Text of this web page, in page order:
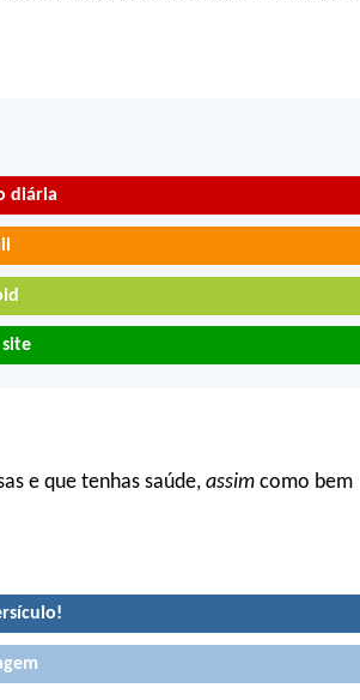
diária
site
e que tenhas saúde, assim como bem